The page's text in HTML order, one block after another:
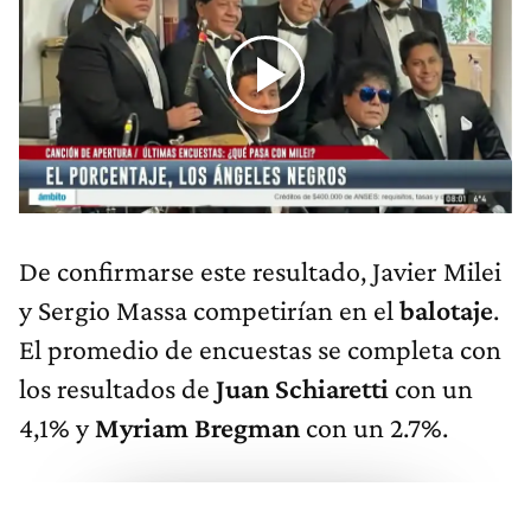
De confirmarse este resultado, Javier Milei
y Sergio Massa competirían en el balotaje.
El promedio de encuestas se completa con
los resultados de Juan Schiaretti con un
4,1% yMyriam Bregman con un 2.7%.